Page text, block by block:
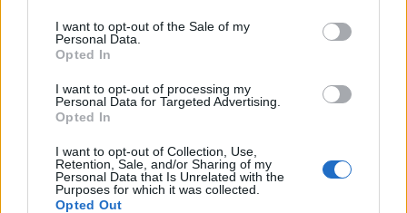
I want to opt-out of the Sale of my
Personal Data.
Opted In
I want to opt-out of processing my
Personal Data for Targeted Advertising.
Opted In
I want to opt-out of Collection, Use,
Retention, Sale, and/or Sharing of my
Personal Data that Is Unrelated with the
Purposes for which it was collected.
Opted Out
aspetti che possa rilanciare Leao?
riesco a capire quale sia la strategia e temo per i tifosi
rossoneri che la prossima sarà una stagione complicatissima.
Leao ritengo che possa rimanere al Milan solo perché
nessuno lo vuole. L'allenatore comunque è l'ultimo dei
problemi del Milan, il vero ostacolo è in società".